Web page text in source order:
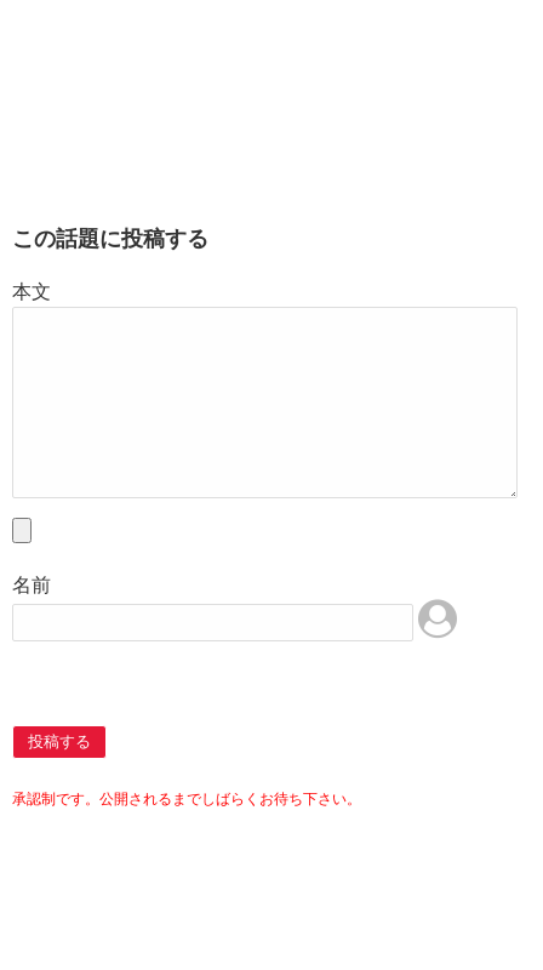
この話題に投稿する
本文
名前
投稿する
承認制です。公開されるまでしばらくお待ち下さい。